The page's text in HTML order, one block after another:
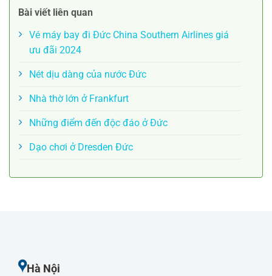
Bài viết liên quan
Vé máy bay đi Đức China Southern Airlines giá
ưu đãi 2024
Nét dịu dàng của nước Đức
Nhà thờ lớn ở Frankfurt
Những điểm đến độc đáo ở Đức
Dạo chơi ở Dresden Đức
Hà Nội